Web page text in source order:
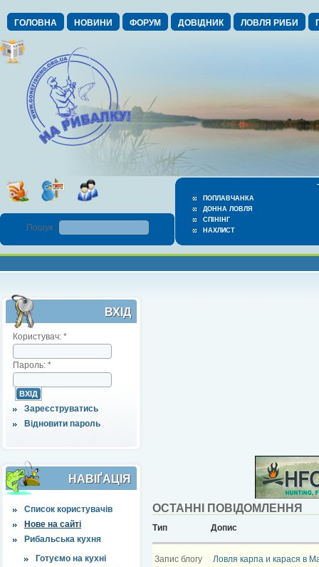
ГОЛОВНА НОВИНИ ФОРУМ ДОВІДНИК ЛОВЛЯ РИБИ
ПОПЛАВЧАНКА
ДОННА ЛОВЛЯ
СПІНІНГ
НАХЛИСТ
Пошук :
ВХІД
Користувач: *
Пароль: *
Зареєструватись
Відновити пароль
НАВІҐАЦІЯ
Список користувачів
Нове на сайті
Рибальська кухня
Готуємо на кухні
ОСТАННІ ПОВІДОМЛЕННЯ
Тип Допис
Запис блогу Ловля карпа и карася в